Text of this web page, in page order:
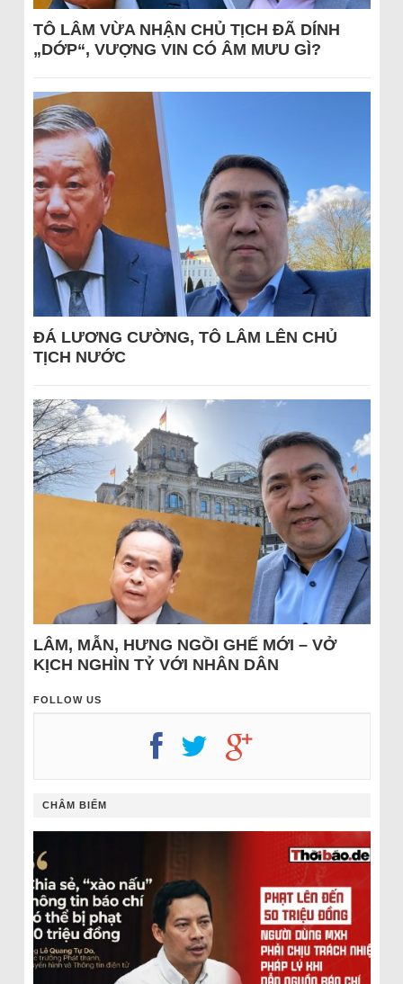
TÔ LÂM VỪA NHẬN CHỦ TỊCH ĐÃ DÍNH
„DỚP“, VƯỢNG VIN CÓ ÂM MƯU GÌ?
ĐÁ LƯƠNG CƯỜNG, TÔ LÂM LÊN CHỦ
TỊCH NƯỚC
LÂM, MẪN, HƯNG NGỒI GHẾ MỚI – VỞ
KỊCH NGHÌN TỶ VỚI NHÂN DÂN
FOLLOW US
CHÂM BIẾM